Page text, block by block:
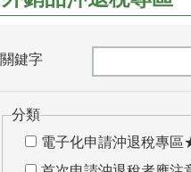
關鍵字
分類
電子化申請沖退稅專